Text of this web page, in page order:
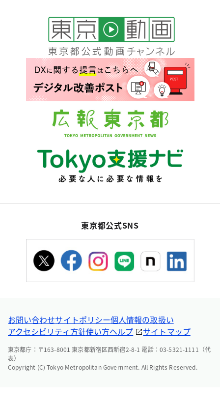
東京都公式SNS
お問い合わせサイトポリシー個人情報の取扱い
アクセシビリティ方針使い方ヘルプ サイトマップ
東京都庁：〒163-8001 東京都新宿区西新宿2-8-1 電話：03-5321-1111（代
表）
Copyright (C) Tokyo Metropolitan Government. All Rights Reserved.